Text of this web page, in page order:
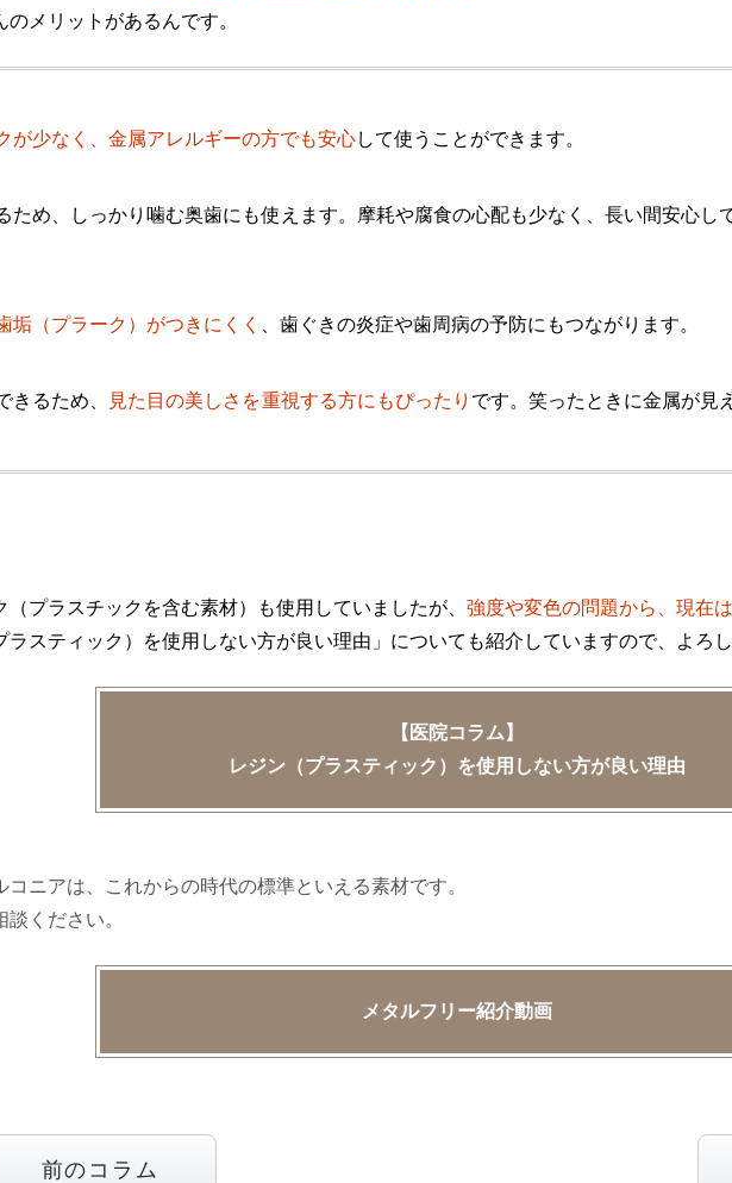
メリットがあるんです。
が少なく、金属アレルギーの方でも安心して使うことができます。
ため、しっかり噛む奥歯にも使えます。摩耗や腐食の心配も少なく、長い間安心し
垢（プラーク）がつきにくく 、歯ぐきの炎症や歯周病の予防にもつながります。
きるため、
見た目の美しさを重視する方にもぴったり です。笑ったときに金属が見
プラスチックを含む素材）も使用していましたが、 強度や変色の問題から、現在
スティック）を使用しない方が良い理由」についても紹介していますので、よろ
【医院コラム】
レジン（プラスティック）を使用しない方が良い理由
ニアは、これからの時代の標準といえる素材です。
ください。
メタルフリー紹介動画
前のコラム